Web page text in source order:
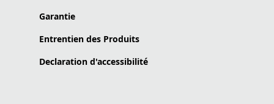
Garantie
Entrentien des Produits
Declaration d'accessibilité